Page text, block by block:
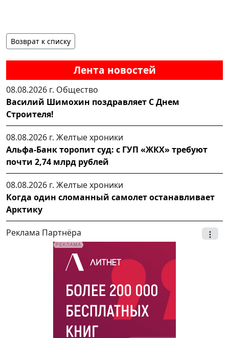
Лента новостей
08.08.2026 г. Общество
Василий Шимохин поздравляет С Днем
Строителя!
08.08.2026 г. Желтые хроники
Альфа-Банк торопит суд: с ГУП «ЖКХ» требуют
почти 2,74 млрд рублей
08.08.2026 г. Желтые хроники
Когда один сломанный самолет останавливает
Арктику
Реклама Партнёра
Возврат к списку